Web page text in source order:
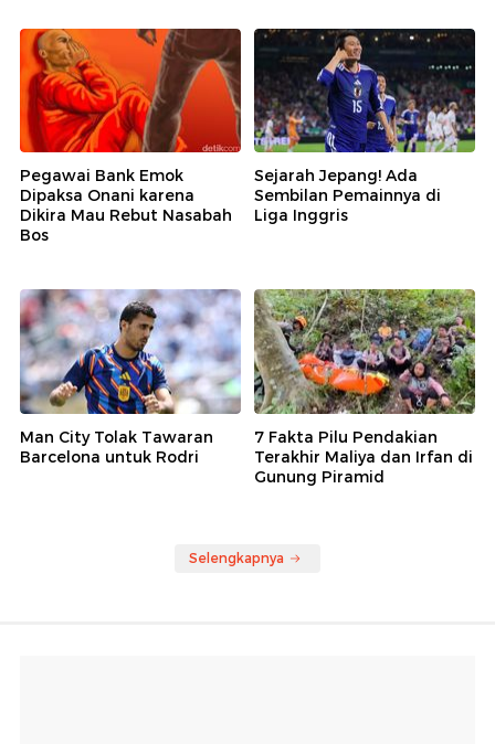
Pegawai Bank Emok
Dipaksa Onani karena
Dikira Mau Rebut Nasabah
Bos
Sejarah Jepang! Ada
Sembilan Pemainnya di
Liga Inggris
Man City Tolak Tawaran
Barcelona untuk Rodri
7 Fakta Pilu Pendakian
Terakhir Maliya dan Irfan di
Gunung Piramid
Selengkapnya